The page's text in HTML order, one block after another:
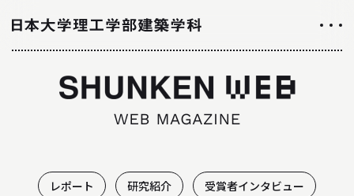
日大理工学部建築学科のすべて
レポート 研究紹介 受賞者インタビュー